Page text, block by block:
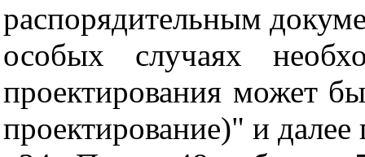
распорядительным
особых случаях
проектирования может
проектирование)" и далее